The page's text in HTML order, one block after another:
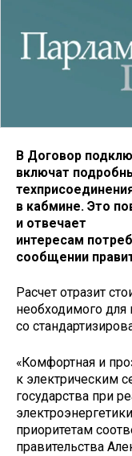
В Договор
включат
в кабмине. Это
и отвечает
интересам
сообщении
Расчет отразит
необходимого для
со
«Комфортная и
к электрическим
государства при
приоритетам
правительства